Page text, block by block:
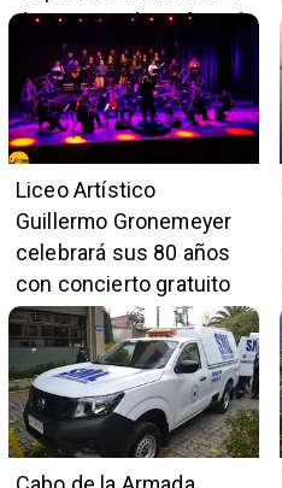
de avance y beneficiará
a 396 familias
Liceo Artístico
Guillermo Gronemeyer
celebrará sus 80 años
con concierto gratuito
de la Orquesta Marga
Marga